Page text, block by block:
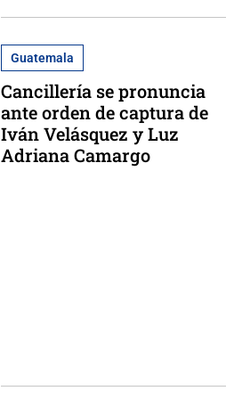
Guatemala
Cancillería se pronuncia
ante orden de captura de
Iván Velásquez y Luz
Adriana Camargo